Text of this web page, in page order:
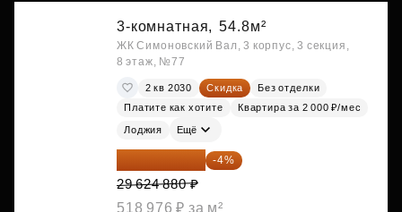
3-комнатная, 54.8м²
ЖК Симоновский Вал, 3 корпус, 3 секция,
8 этаж, №77
2 кв 2030 Скидка
Без отделки
Платите как хотите
Квартира за 2 000 ₽/мес
Лоджия Ещё
28 439 885 ₽ -4%
29 624 880 ₽
518 976 ₽ за м²